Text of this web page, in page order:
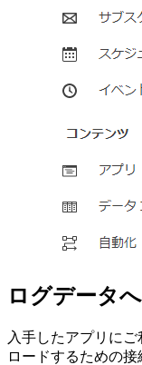
ログデータ
入手したアプリにご
ロードするための